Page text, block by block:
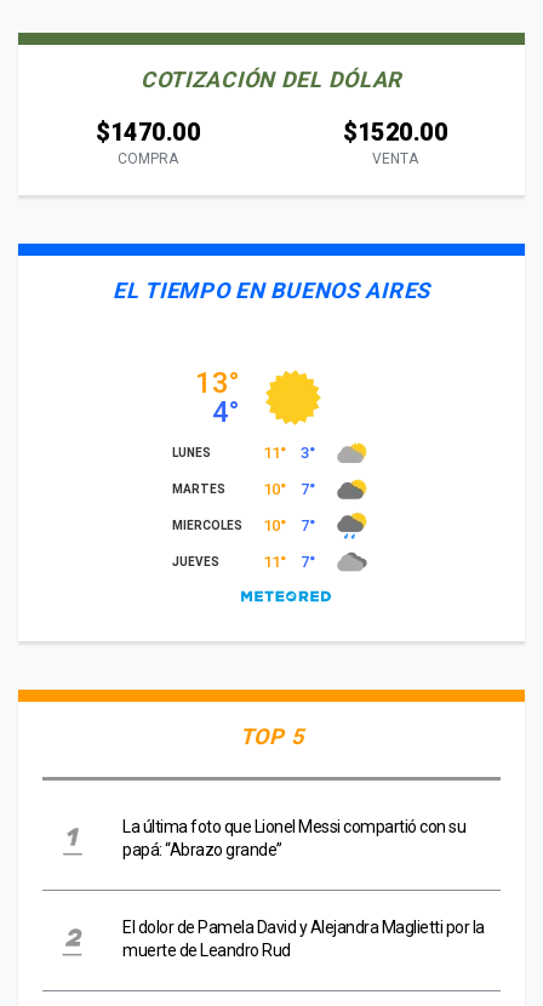
COTIZACIÓN DEL DÓLAR
$1470.00
COMPRA
$1520.00
VENTA
EL TIEMPO EN BUENOS AIRES
TOP 5
La última foto que Lionel Messi compartió con su
papá: “Abrazo grande”
El dolor de Pamela David y Alejandra Maglietti por la
muerte de Leandro Rud